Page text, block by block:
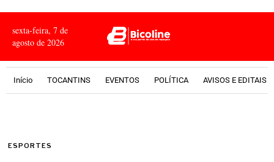
sexta-feira, 7 de
agosto de 2026
Início TOCANTINS EVENTOS POLÍTICA AVISOS E EDITAIS
ESPORTES